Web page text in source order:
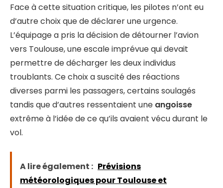
Face à cette situation critique, les pilotes n’ont eu
d’autre choix que de déclarer une urgence.
L’équipage a pris la décision de détourner l’avion
vers Toulouse, une escale imprévue qui devait
permettre de décharger les deux individus
troublants. Ce choix a suscité des réactions
diverses parmi les passagers, certains soulagés
tandis que d’autres ressentaient une angoisse
extrême à l’idée de ce qu’ils avaient vécu durant le
vol.
A lire également : Prévisions
météorologiques pour Toulouse et